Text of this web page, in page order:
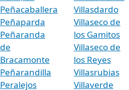
Peñacaballera
Peñaparda
Peñaranda
de
Bracamonte
Peñarandilla
Peralejos
Villasdardo
Villaseco de
los Gamitos
Villaseco de
los Reyes
Villasrubias
Villaverde